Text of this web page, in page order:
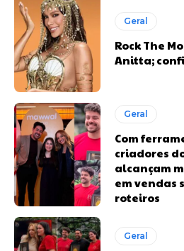
Geral
Rock The
Anitta;
Geral
Com
criadores
alcançam
em vendas
roteiros
Geral